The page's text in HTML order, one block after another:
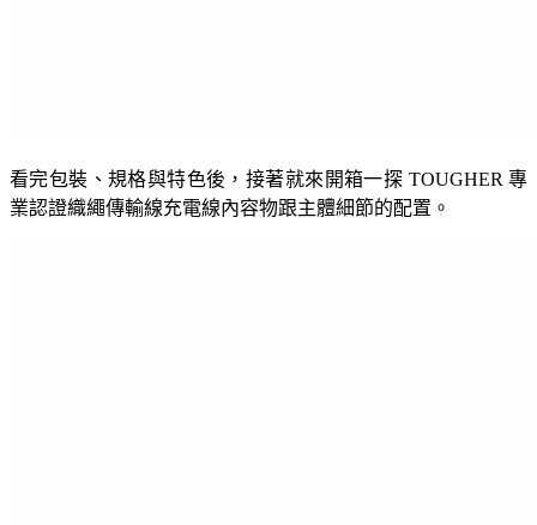
看完包裝、規格與特色後，接著就來開箱一探 TOUGHER 專
業認證織繩傳輸線充電線內容物跟主體細節的配置。